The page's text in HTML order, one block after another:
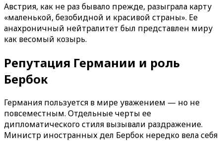
Австрия, как не раз бывало прежде, разыграла карту
«маленькой, безобидной и красивой страны». Ее
анахроничный нейтралитет был представлен миру
как весомый козырь.
Репутация Германии и роль
Бербок
Германия пользуется в мире уважением — но не
повсеместным. Отдельные черты ее
дипломатического стиля вызывали раздражение.
Министр иностранных дел Бербок нередко вела себя